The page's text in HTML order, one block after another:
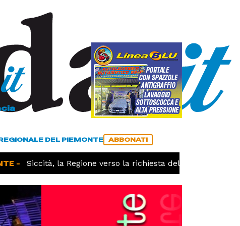
DEL PIEMONTE ABBONATI
- Siccità, la Regione verso la richiesta dello stato di